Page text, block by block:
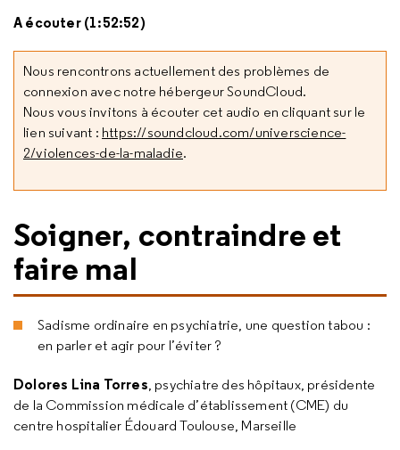
A écouter (1:52:52)
Nous rencontrons actuellement des problèmes de
connexion avec notre hébergeur SoundCloud.
Nous vous invitons à écouter cet audio en cliquant sur le
lien suivant : https://soundcloud.com/universcience-
2/violences-de-la-maladie.
Soigner, contraindre et
faire mal
Sadisme ordinaire en psychiatrie, une question tabou :
en parler et agir pour l’éviter ?
Dolores Lina Torres, psychiatre des hôpitaux, présidente
de la Commission médicale d’établissement (CME) du
centre hospitalier Édouard Toulouse, Marseille